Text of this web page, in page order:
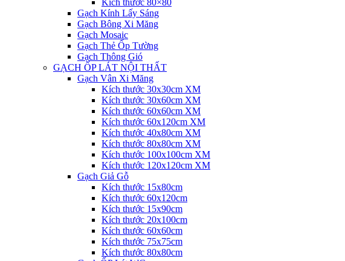
Kích thước 80×80
Gạch Kính Lấy Sáng
Gạch Bông Xi Măng
Gạch Mosaic
Gạch Thẻ Ốp Tường
Gạch Thông Gió
GẠCH ỐP LÁT NỘI THẤT
Gạch Vân Xi Măng
Kích thước 30x30cm XM
Kích thước 30x60cm XM
Kích thước 60x60cm XM
Kích thước 60x120cm XM
Kích thước 40x80cm XM
Kích thước 80x80cm XM
Kích thước 100x100cm XM
Kích thước 120x120cm XM
Gạch Giả Gỗ
Kích thước 15x80cm
Kích thước 60x120cm
Kích thước 15x90cm
Kích thước 20x100cm
Kích thước 60x60cm
Kích thước 75x75cm
Kích thước 80x80cm